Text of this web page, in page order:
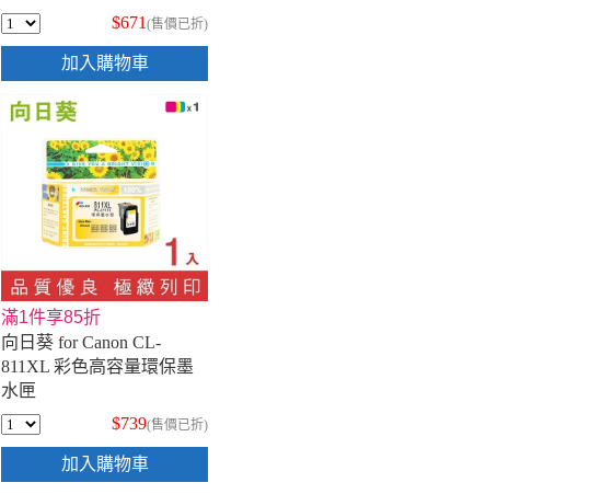
$671(售價已折)
加入購物車
滿1件享85折
向日葵 for Canon CL-
811XL 彩色高容量環保墨
水匣
$739(售價已折)
加入購物車